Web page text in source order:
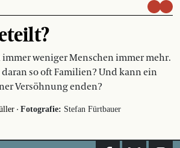
weniger Menschen immer mehr.
so oft Familien? Und kann ein
Versöhnung enden?
· Fotografie: Stefan Fürtbauer